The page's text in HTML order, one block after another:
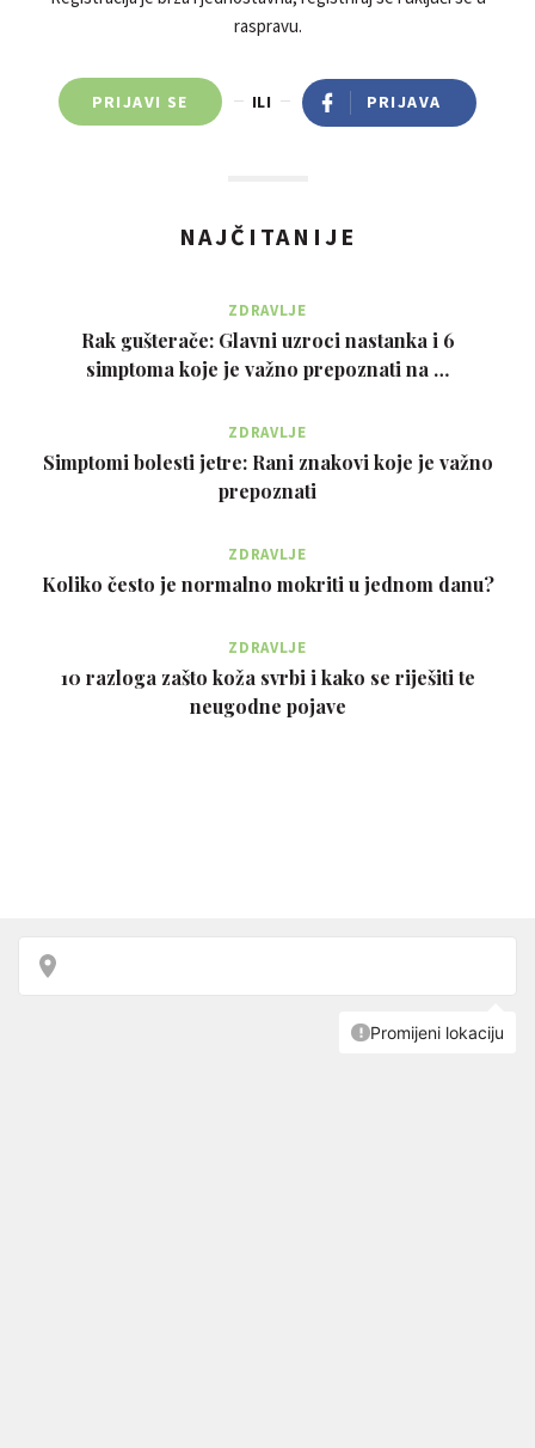
raspravu.
PRIJAVI SE ILI PRIJAVA
NAJČITANIJE
ZDRAVLJE
Rak gušterače: Glavni uzroci nastanka i 6
simptoma koje je važno prepoznati na …
ZDRAVLJE
Simptomi bolesti jetre: Rani znakovi koje je važno
prepoznati
ZDRAVLJE
Koliko često je normalno mokriti u jednom danu?
ZDRAVLJE
10 razloga zašto koža svrbi i kako se riješiti te
neugodne pojave